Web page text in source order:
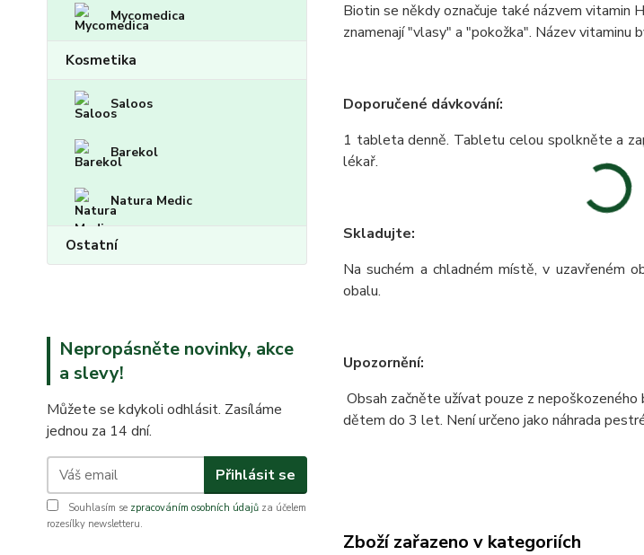
Mycomedica
Kosmetika
Saloos
Barekol
Natura Medic
Ostatní
Nepropásněte novinky, akce
a slevy!
Můžete se kdykoli odhlásit. Zasíláme
jednou za 14 dní.
Přihlásit se
Souhlasím se zpracováním osobních údajů za účelem
rozesílky newsletteru.
Biotin se někdy označuje také názvem vitamin
znamenají "vlasy" a "pokožka". Název vitaminu
Doporučené dávkování:
1 tableta denně. Tabletu celou spolkněte a
lékař.
Skladujte:
Na suchém a chladném místě, v uzavřeném
obalu.
Upozornění:
Obsah začněte užívat pouze z
dětem do 3 let. Není určeno jako náhrada
Zboží zařazeno v kategoriích